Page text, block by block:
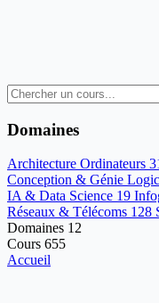
Domaines
Architecture Ordinateurs
Conception & Génie
IA & Data Science 19
Réseaux & Télécoms 128
Domaines 12
Cours 655
Accueil